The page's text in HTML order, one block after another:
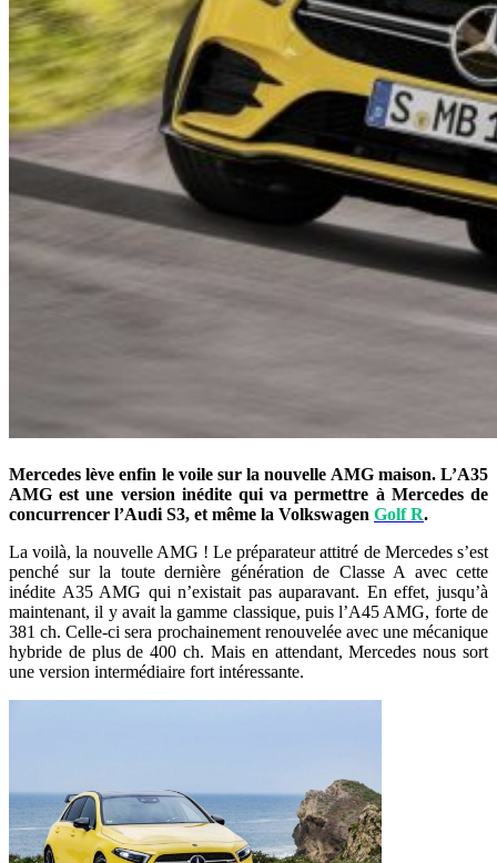
Mercedes lève enfin le voile sur la nouvelle AMG maison. L’A35
AMG est une version inédite qui va permettre à Mercedes de
concurrencer l’Audi S3, et même la Volkswagen Golf R.
La voilà, la nouvelle AMG ! Le préparateur attitré de Mercedes s’est
penché sur la toute dernière génération de Classe A avec cette
inédite A35 AMG qui n’existait pas auparavant. En effet, jusqu’à
maintenant, il y avait la gamme classique, puis l’A45 AMG, forte de
381 ch. Celle-ci sera prochainement renouvelée avec une mécanique
hybride de plus de 400 ch. Mais en attendant, Mercedes nous sort
une version intermédiaire fort intéressante.